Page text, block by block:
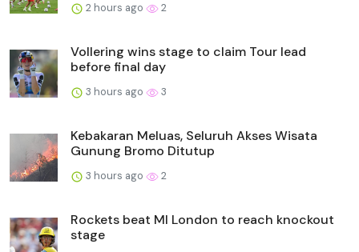
2 hours ago 2
Vollering wins stage to claim Tour lead
before final day
3 hours ago 3
Kebakaran Meluas, Seluruh Akses Wisata
Gunung Bromo Ditutup
3 hours ago 2
Rockets beat MI London to reach knockout
stage